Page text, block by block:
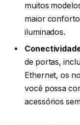
muitos
maior
iluminados.
de portas,
Ethernet, os
você possa
acessórios